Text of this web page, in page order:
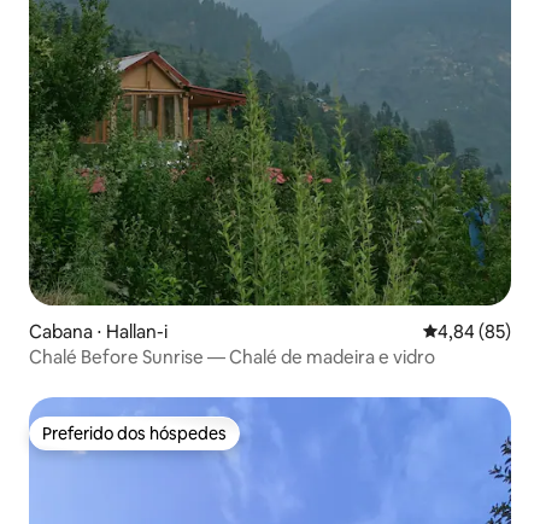
Cabana ⋅ Hallan-i 4,84 de uma
4,84 (85)
Chalé Before Sunrise — Chalé de madeira e vidro
Preferido dos hóspedes
Preferido dos hóspedes